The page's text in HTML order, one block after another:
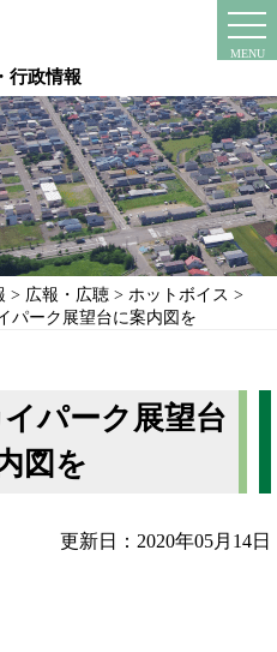
行政情報
MENU
> 広報・広聴 > ホットボイス >
パーク展望台に案内図を
パーク展望台
図を
更新日：2020年05月14日